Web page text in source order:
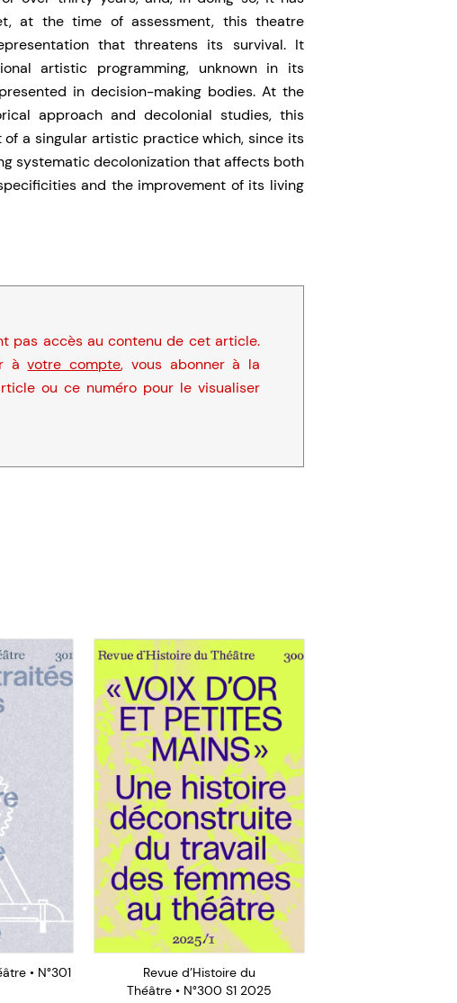
at the time of assessment, this theatre
that threatens its survival. It
artistic programming, unknown in its
in decision-making bodies. At the
approach and decolonial studies, this
a singular artistic practice which, since its
systematic decolonization that affects both
and the improvement of its living
pas accès au contenu de cet article.
àvotre compte, vous abonner à la
ou ce numéro pour le visualiser
• N°301
Revue d’Histoire du
Théâtre • N°300 S1 2025